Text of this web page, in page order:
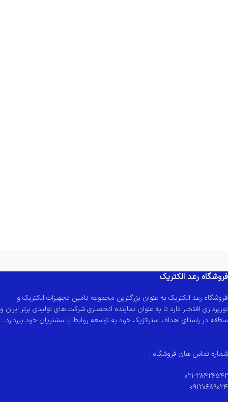
فروشگاه رعد الکتریک
فروشگاه رعد الکتریک به عنوان بزرگترین مجموعه تامین تجهیزات الکتریک و
نورپردازی افتخار دارد تا به عنوان نماینده انحصاری شرکت های تولیدی برتر ایران و
منطقه در راستای اهداف استراتژیک خود به توسعه روابط با مشتریان خود بپردازد .
شماره تماس های فروشگاه :
021-28426542
09120689024